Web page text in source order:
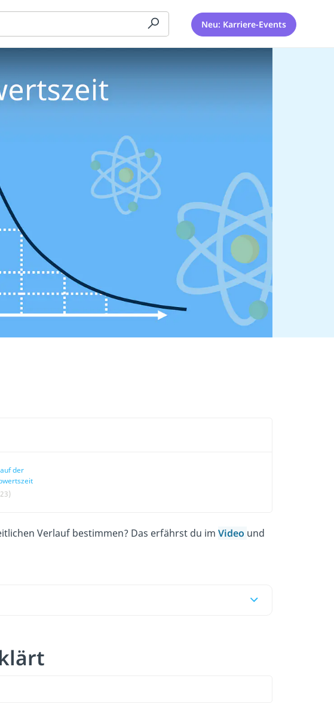
Neu: Karriere-Events
der
Verlauf bestimmen? Das erfährst du im Video und